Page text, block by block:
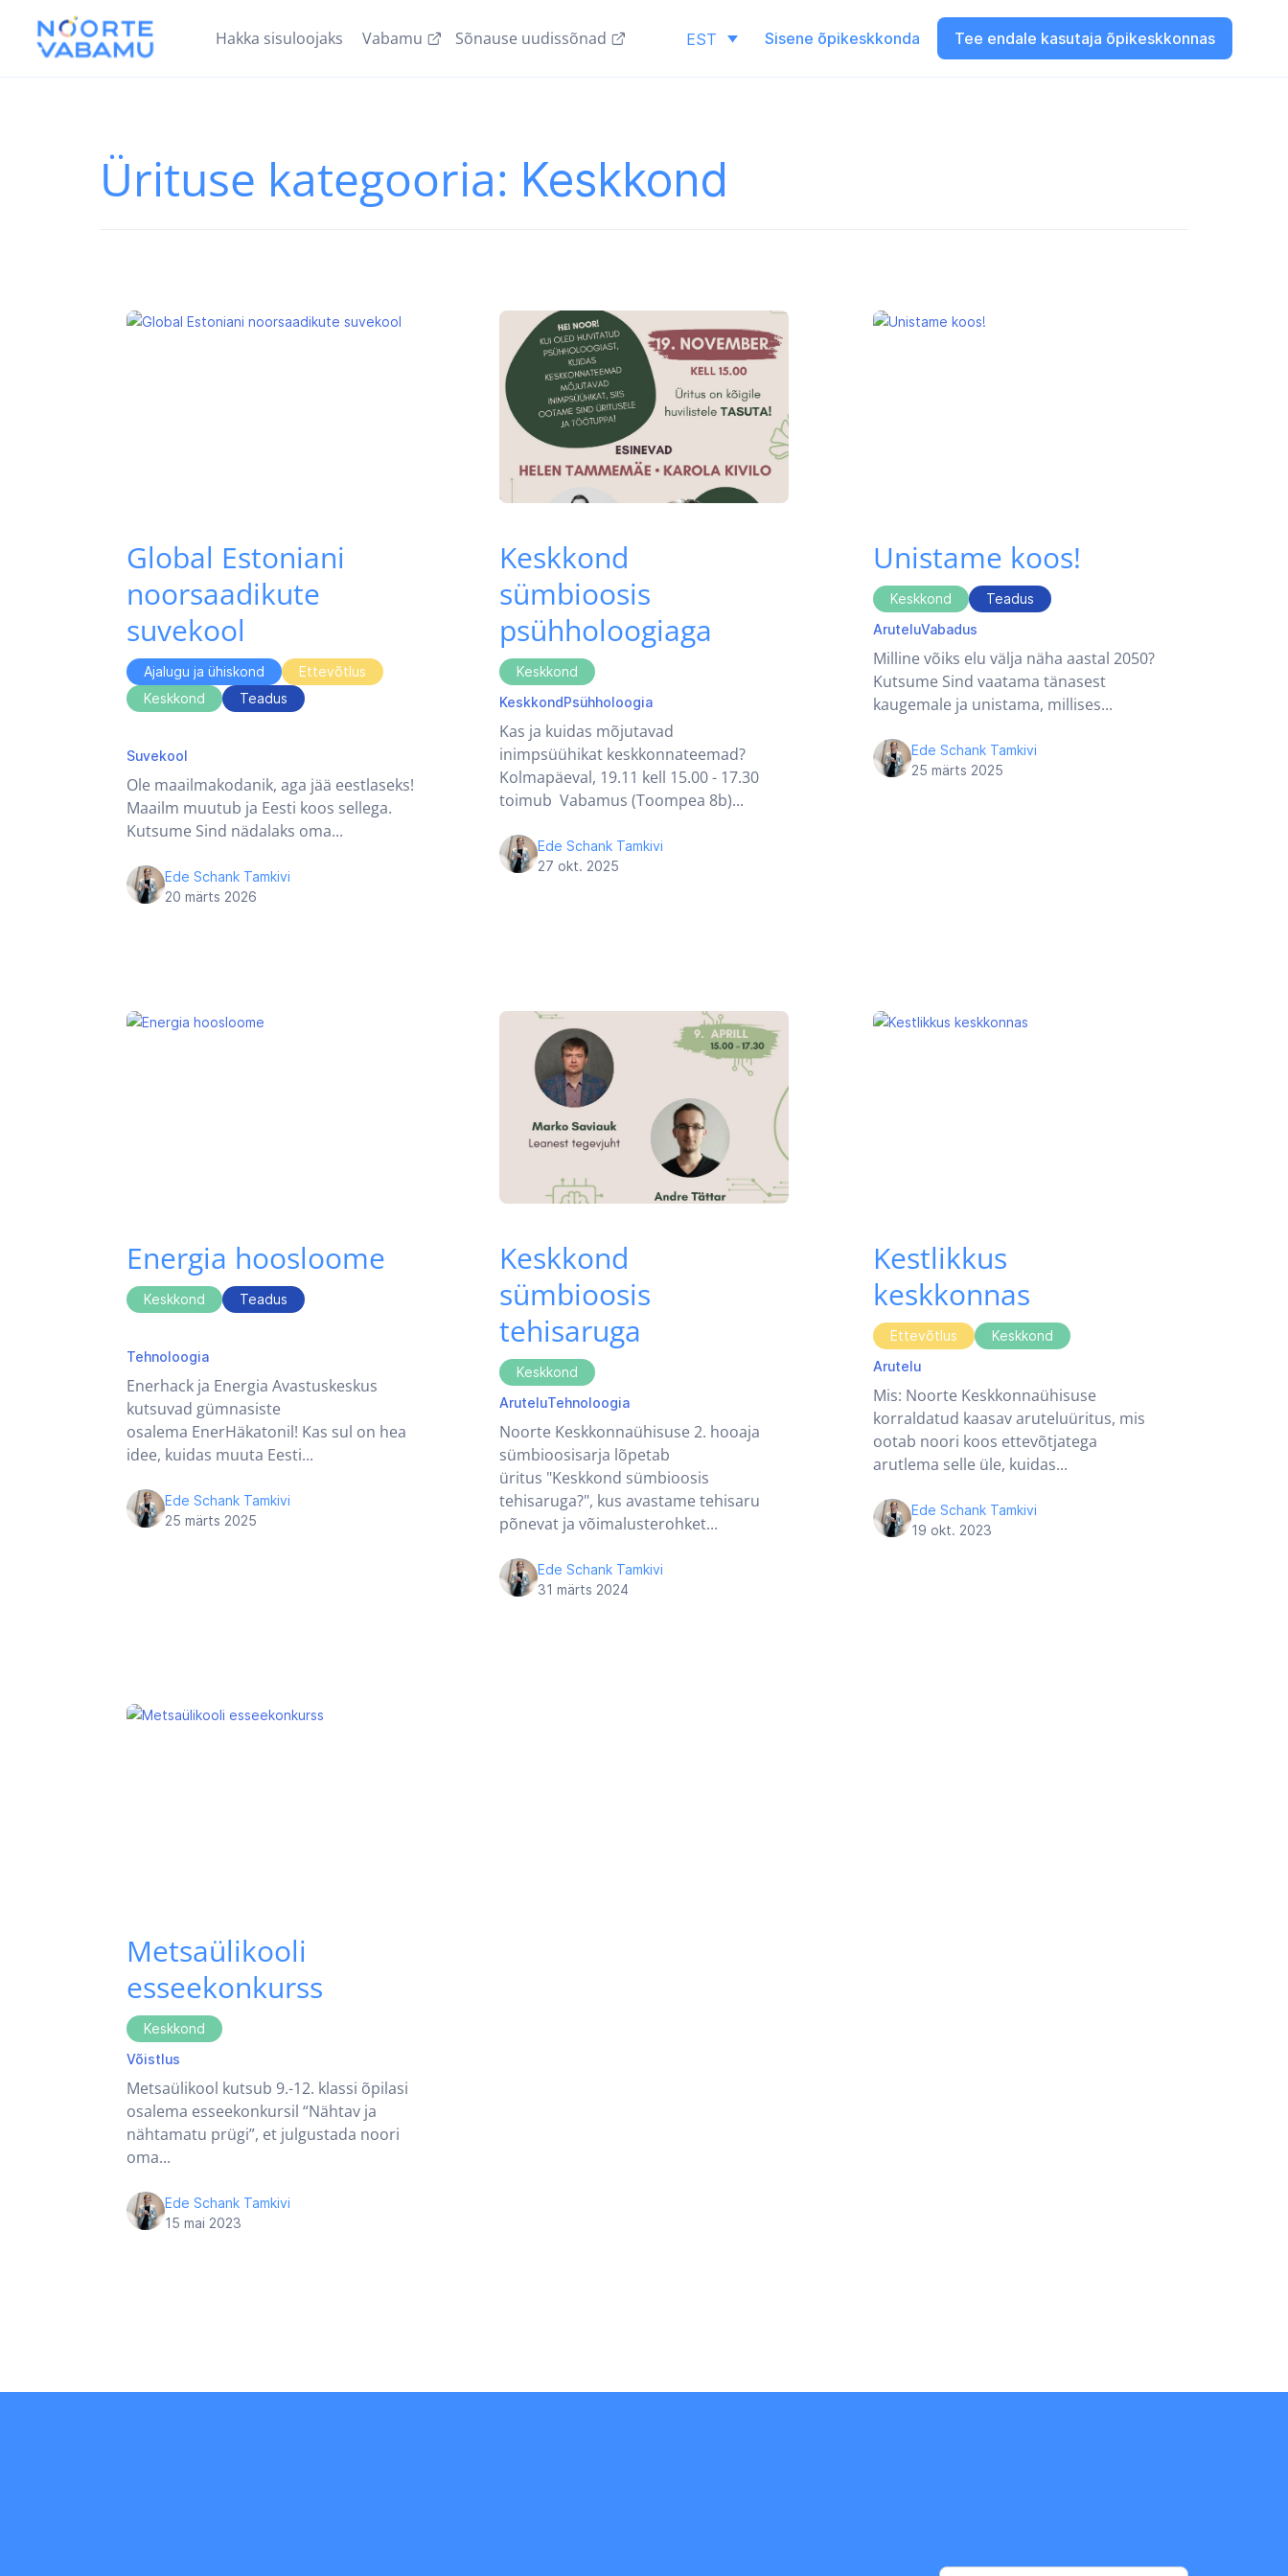
Hakka sisuloojaks Vabamu Sõnause uudissõnad EST Sisene õpikeskkonda Tee endale kasutaja õpikeskkonnas
Ürituse kategooria: Keskkond
Global Estoniani
noorsaadikute
suvekool
Ajalugu ja ühiskond
Ettevõtlus
Keskkond
Teadus
Suvekool
Ole maailmakodanik, aga jää eestlaseks!
Maailm muutub ja Eesti koos sellega.
Kutsume Sind nädalaks oma...
Ede Schank Tamkivi
20 märts 2026
Keskkond
sümbioosis
psühholoogiaga
Keskkond
KeskkondPsühholoogia
Kas ja kuidas mõjutavad
inimpsüühikat keskkonnateemad?
Kolmapäeval, 19.11 kell 15.00 - 17.30
toimub Vabamus (Toompea 8b)...
Ede Schank Tamkivi
27 okt. 2025
Unistame koos!
Keskkond
Teadus
AruteluVabadus
Milline võiks elu välja näha aastal 2050?
Kutsume Sind vaatama tänasest
kaugemale ja unistama, millises...
Ede Schank Tamkivi
25 märts 2025
Energia hoosloome
Keskkond
Teadus
Tehnoloogia
Enerhack ja Energia Avastuskeskus
kutsuvad gümnasiste
osalema EnerHäkatonil! Kas sul on hea
idee, kuidas muuta Eesti...
Ede Schank Tamkivi
25 märts 2025
Keskkond
sümbioosis
tehisaruga
Keskkond
AruteluTehnoloogia
Noorte Keskkonnaühisuse 2. hooaja
sümbioosisarja lõpetab
üritus "Keskkond sümbioosis
tehisaruga?", kus avastame tehisaru
põnevat ja võimalusterohket...
Ede Schank Tamkivi
31 märts 2024
Kestlikkus
keskkonnas
Ettevõtlus
Keskkond
Arutelu
Mis: Noorte Keskkonnaühisuse
korraldatud kaasav aruteluüritus, mis
ootab noori koos ettevõtjatega
arutlema selle üle, kuidas...
Ede Schank Tamkivi
19 okt. 2023
Metsaülikooli
esseekonkurss
Keskkond
Võistlus
Metsaülikool kutsub 9.-12. klassi õpilasi
osalema esseekonkursil “Nähtav ja
nähtamatu prügi”, et julgustada noori
oma...
Ede Schank Tamkivi
15 mai 2023